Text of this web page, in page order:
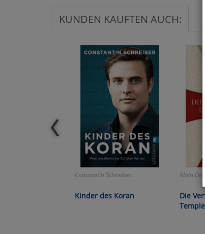
KUNDEN KAUFTEN AUCH:
Constantin Schreiber:
Kinder des Koran
Alain
Die